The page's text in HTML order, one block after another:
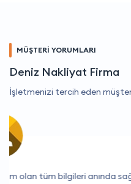
MÜŞTERİ YORUMLARI
Deniz Nakliyat Firma
İşletmenizi tercih eden
Her zaman hızlı ve verimli